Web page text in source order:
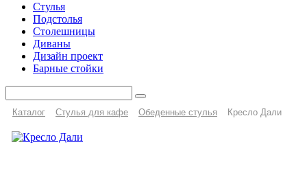
Стулья
Подстолья
Столешницы
Диваны
Дизайн проект
Барные стойки
Каталог Стулья для кафе Обеденные стулья Кресло Дали